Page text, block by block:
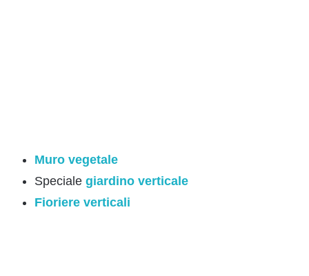
Muro vegetale
Speciale giardino verticale
Fioriere verticali